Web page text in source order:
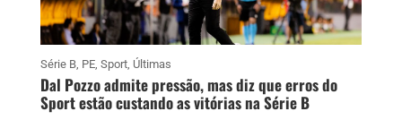
Série B, PE, Sport, Últimas
Dal Pozzo admite pressão, mas diz que erros do
Sport estão custando as vitórias na Série B